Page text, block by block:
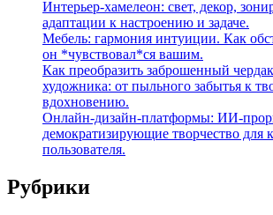
Интерьер-хамелеон: свет, декор,
адаптации к настроению и задаче.
Мебель: гармония интуиции. Как
он *чувствовал*ся вашим.
Как преобразить заброшенный
художника: от пыльного забытья к
вдохновению.
Онлайн-дизайн-платформы: ИИ-
демократизирующие творчество для
пользователя.
Рубрики